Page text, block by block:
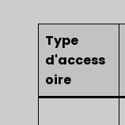
Type
d'access
oire